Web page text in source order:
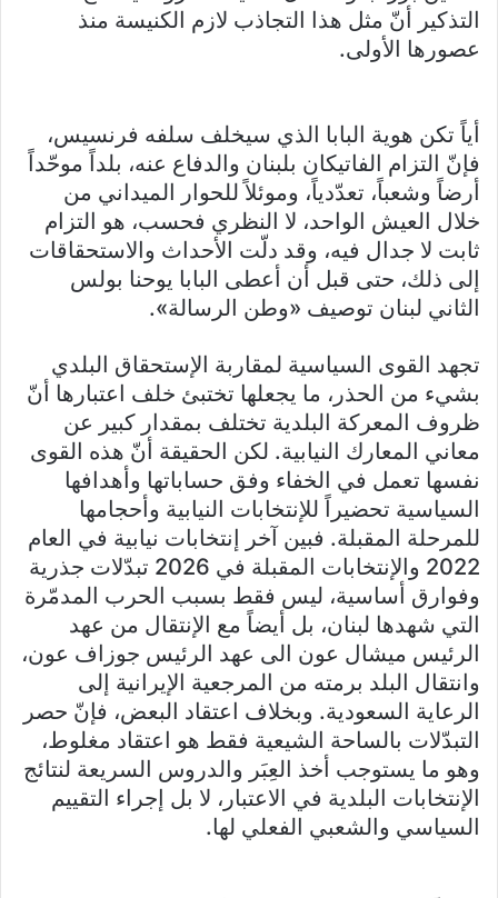
التذكير أنّ مثل هذا التجاذب لازم الكنيسة منذ
عصورها الأولى.
أياً تكن هوية البابا الذي سيخلف سلفه فرنسيس،
فإنّ التزام الفاتيكان بلبنان والدفاع عنه، بلداً موحّداً
أرضاً وشعباً، تعدّدياً، وموئلاً للحوار الميداني من
خلال العيش الواحد، لا النظري فحسب، هو التزام
ثابت لا جدال فيه، وقد دلّت الأحداث والاستحقاقات
إلى ذلك، حتى قبل أن أعطى البابا يوحنا بولس
الثاني لبنان توصيف «وطن الرسالة».
تجهد القوى السياسية لمقاربة الإستحقاق البلدي
بشيء من الحذر، ما يجعلها تختبئ خلف اعتبارها أنّ
ظروف المعركة البلدية تختلف بمقدار كبير عن
معاني المعارك النيابية. لكن الحقيقة أنّ هذه القوى
نفسها تعمل في الخفاء وفق حساباتها وأهدافها
السياسية تحضيراً للإنتخابات النيابية وأحجامها
للمرحلة المقبلة. فبين آخر إنتخابات نيابية في العام
2022 والإنتخابات المقبلة في 2026 تبدّلات جذرية
وفوارق أساسية، ليس فقط بسبب الحرب المدمّرة
التي شهدها لبنان، بل أيضاً مع الإنتقال من عهد
الرئيس ميشال عون الى عهد الرئيس جوزاف عون،
وانتقال البلد برمته من المرجعية الإيرانية إلى
الرعاية السعودية. وبخلاف اعتقاد البعض، فإنّ حصر
التبدّلات بالساحة الشيعية فقط هو اعتقاد مغلوط،
وهو ما يستوجب أخذ العِبَر والدروس السريعة لنتائج
الإنتخابات البلدية في الاعتبار، لا بل إجراء التقييم
السياسي والشعبي الفعلي لها.